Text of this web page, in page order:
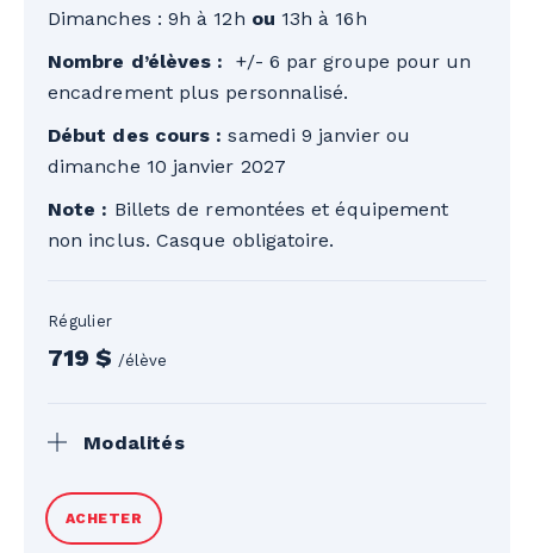
Dimanches : 9h à 12h ou 13h à 16h
Nombre d’élèves : +/- 6 par groupe pour un
encadrement plus personnalisé.
Début des cours : samedi 9 janvier ou
dimanche 10 janvier 2027
Note : Billets de remontées et équipement
non inclus. Casque obligatoire.
Régulier
719 $ /élève
Modalités
Taxes en sus. Billets de remontées et
équipement non inclus. Casque
ACHETER